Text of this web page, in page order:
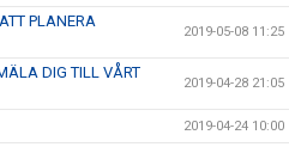
PLANERA
2019-05-08 11:25
DIG TILL VÅRT
2019-04-28 21:05
2019-04-24 10:00